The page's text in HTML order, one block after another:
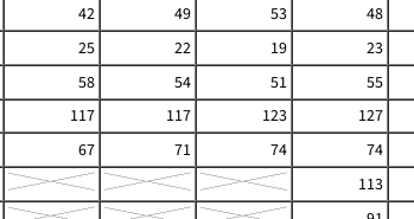
42 49 53
48
25 22 19
23
58 54 51
55
117 117 123
127
67 71 74
74
113